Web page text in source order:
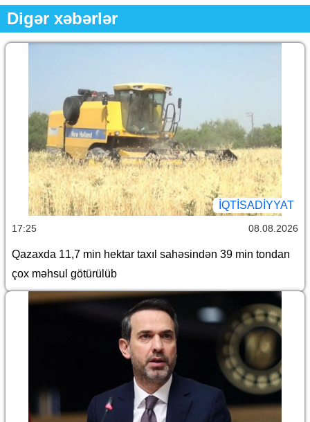
Digər xəbərlər
İQTİSADİYYAT
17:25 08.08.2026
Qazaxda 11,7 min hektar taxıl sahəsindən 39 min tondan
çox məhsul götürülüb